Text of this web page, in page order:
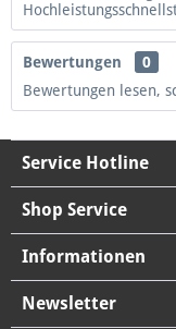
Bewertungen
0
Bewertungen lesen,
Service Hotline
Shop Service
Informationen
Newsletter